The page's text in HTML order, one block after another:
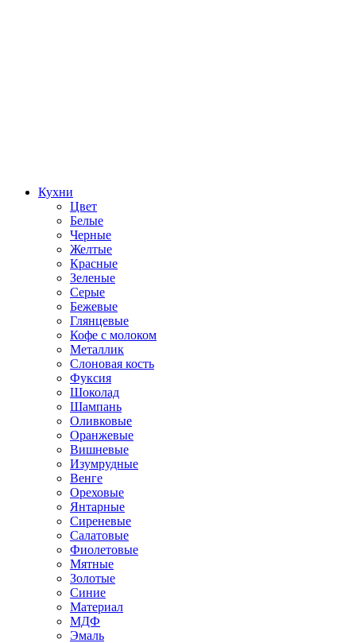
Кухни
Цвет
Белые
Черные
Желтые
Красные
Зеленые
Серые
Бежевые
Глянцевые
Кофе с молоком
Металлик
Слоновая кость
Фуксия
Шоколад
Шампань
Оливковые
Оранжевые
Вишневые
Изумрудные
Венге
Ореховые
Янтарные
Сиреневые
Салатовые
Фиолетовые
Мятные
Золотые
Синие
Материал
МДФ
Эмаль